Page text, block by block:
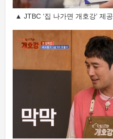
▲ JTBC ‘집 나가면 개호강’ 제공